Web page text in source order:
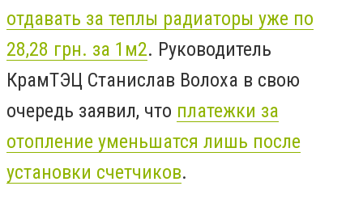
отдавать за теплы радиаторы уже по
28,28 грн. за 1м2. Руководитель
КрамТЭЦ Станислав Волоха в свою
очередь заявил, что платежки за
отопление уменьшатся лишь после
установки счетчиков.